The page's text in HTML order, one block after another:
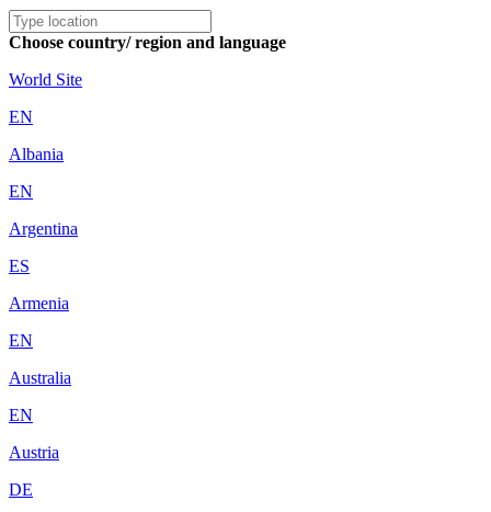
Choose country/ region and language
World Site
EN
Albania
EN
Argentina
ES
Armenia
EN
Australia
EN
Austria
DE